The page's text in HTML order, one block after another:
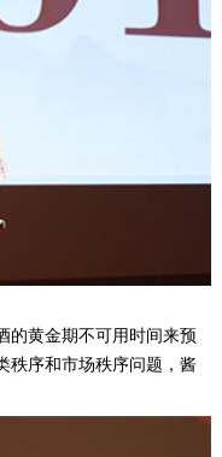
的黄金期不可用时间来预
秩序和市场秩序问题，酱